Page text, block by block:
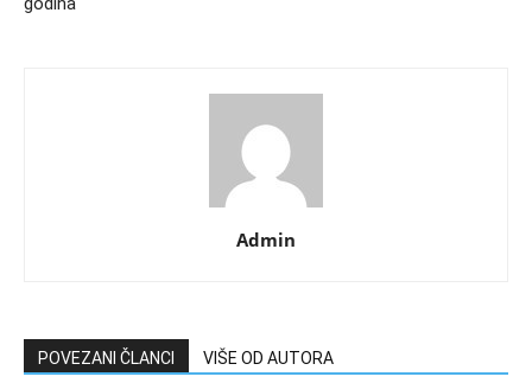
Admin
POVEZANI ČLANCI VIŠE OD AUTORA